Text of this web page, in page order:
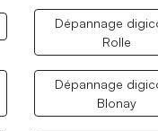
Dépannage
Rolle
Dépannage
Blonay